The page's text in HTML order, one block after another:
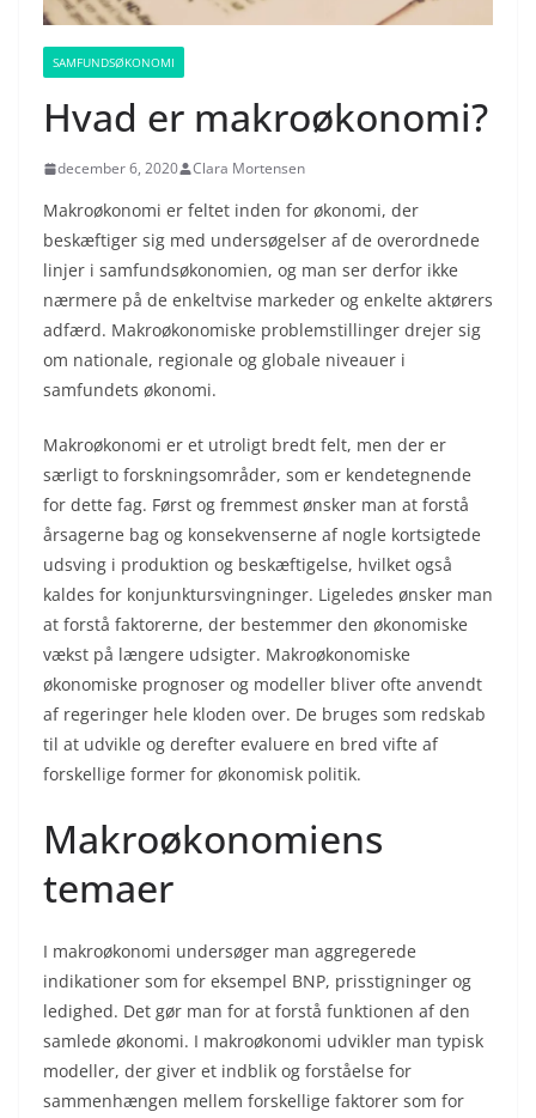
SAMFUNDSØKONOMI
Hvad er makroøkonomi?
december 6, 2020 Clara Mortensen
Makroøkonomi er feltet inden for økonomi, der
beskæftiger sig med undersøgelser af de overordnede
linjer i samfundsøkonomien, og man ser derfor ikke
nærmere på de enkeltvise markeder og enkelte aktørers
adfærd. Makroøkonomiske problemstillinger drejer sig
om nationale, regionale og globale niveauer i
samfundets økonomi.
Makroøkonomi er et utroligt bredt felt, men der er
særligt to forskningsområder, som er kendetegnende
for dette fag. Først og fremmest ønsker man at forstå
årsagerne bag og konsekvenserne af nogle kortsigtede
udsving i produktion og beskæftigelse, hvilket også
kaldes for konjunktursvingninger. Ligeledes ønsker man
at forstå faktorerne, der bestemmer den økonomiske
vækst på længere udsigter. Makroøkonomiske
økonomiske prognoser og modeller bliver ofte anvendt
af regeringer hele kloden over. De bruges som redskab
til at udvikle og derefter evaluere en bred vifte af
forskellige former for økonomisk politik.
Makroøkonomiens
temaer
I makroøkonomi undersøger man aggregerede
indikationer som for eksempel BNP, prisstigninger og
ledighed. Det gør man for at forstå funktionen af den
samlede økonomi. I makroøkonomi udvikler man typisk
modeller, der giver et indblik og forståelse for
sammenhængen mellem forskellige faktorer som for